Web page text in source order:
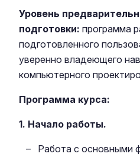
Уровень
подготовки: программа
подготовленного
уверенно владеющего
компьютерного
Программа курса:
1. Начало работы.
Работа с основными